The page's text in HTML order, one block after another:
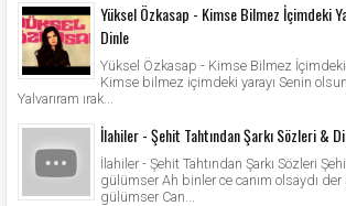
Yüksel Özkasap - Kimse Bilmez İçimdeki
Dinle
Yüksel Özkasap - Kimse Bilmez İçimdeki
Kimse bilmez içimdeki yarayı Senin
Yalvarıram ırak...
İlahiler - Şehit Tahtından Şarkı Sözleri &
İlahiler - Şehit Tahtından Şarkı Sözleri
gülümser Ah binler ce canım olsaydı
gülümser Can...